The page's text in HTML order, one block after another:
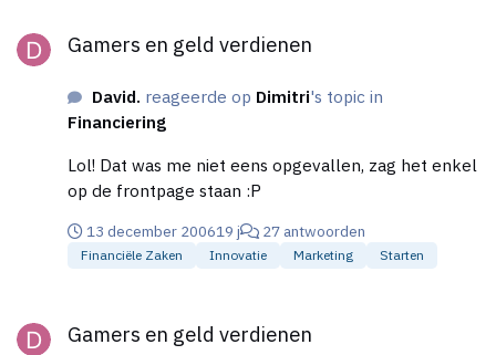
moeten doen. Succes :P
Gamers en geld verdienen
David. reageerde op Dimitri's topic in
Financiering
Lol! Dat was me niet eens opgevallen, zag het enkel
op de frontpage staan :P
13 december 200619 j 27 antwoorden
Financiële Zaken Innovatie Marketing Starten
Gamers en geld verdienen